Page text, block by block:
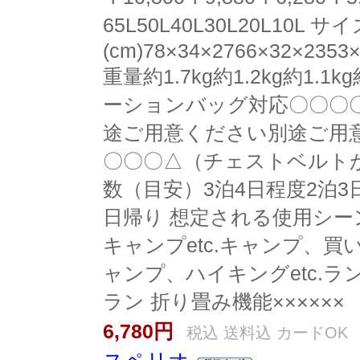
65L50L40L30L20L10L サイ
重量約1.7kg約1.2kg約
ーションバッグ対応〇〇〇
途ご用意ください別途ご
〇〇〇△（チェストベルト
数（目安）3泊4日程度2泊3
日帰り 想定される使用シ
キャンプetc.キャンプ、買
ャンプ、ハイキングetc.ラ
ラン 折り畳み機能××××××
6,780円
税込 送料込 カードOK